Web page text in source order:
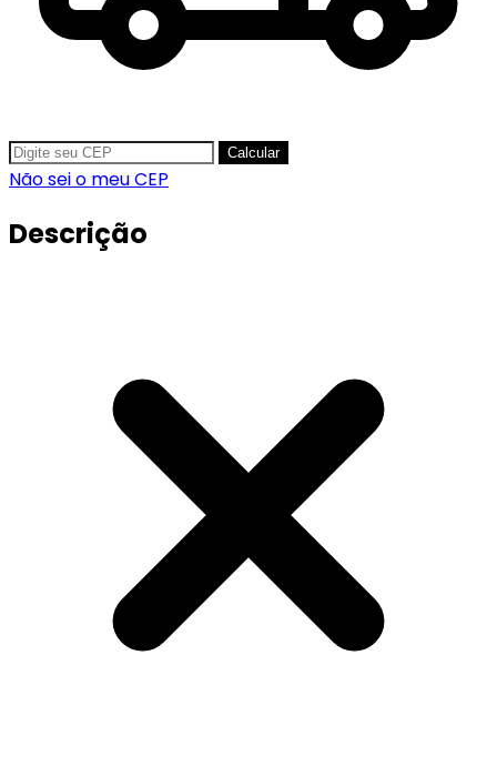
Calcular
Não sei o meu CEP
Descrição